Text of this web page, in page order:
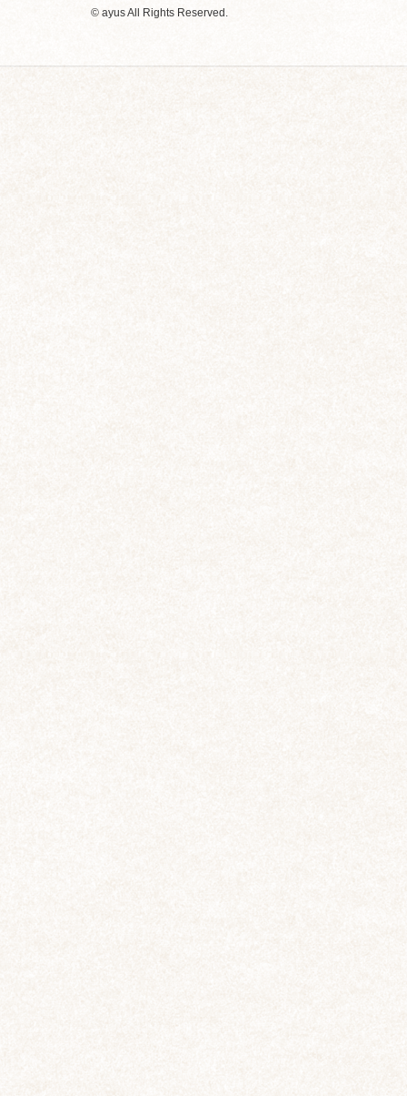
© ayus All Rights Reserved.